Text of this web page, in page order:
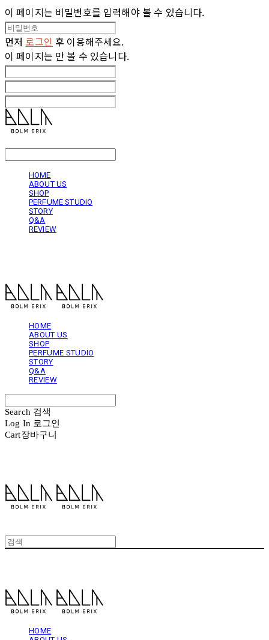
이 페이지는 비밀번호를 입력해야 볼 수 있습니다.
먼저 로그인 후 이용해주세요.
이 페이지는 만 볼 수 있습니다.
HOME
ABOUT US
SHOP
PERFUME STUDIO
STORY
Q&A
REVIEW
HOME
ABOUT US
SHOP
PERFUME STUDIO
STORY
Q&A
REVIEW
Search 검색
Log In 로그인
Cart장바구니
HOME